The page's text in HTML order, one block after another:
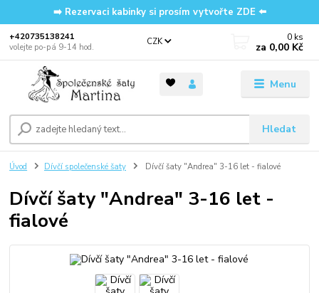
➡️ Rezervaci kabinky si prosím vytvořte ZDE ⬅️
Menu
CZK
Hledat
‭+420735138241
volejte po-pá 9-14 hod.
0 ks
za 0,00 Kč
Úvod Dívčí společenské šaty Dívčí šaty "Andrea" 3-16 let - fialové
Dívčí šaty "Andrea" 3-16 let -
fialové